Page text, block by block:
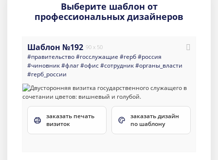
Выберите шаблон от
профессиональных дизайнеров
Шаблон №192 90 x 50
#правительство#госслужащие #герб#россия
#чиновник#флаг#офис#сотрудник#органы_власти
#герб_россии
заказать печать
визиток
заказать дизайн
по шаблону